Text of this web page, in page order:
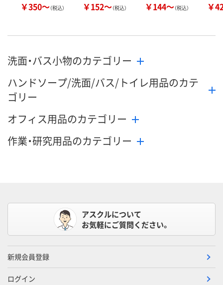
￥350～（税込） ￥152～（税込） ￥144～（税込） ￥
洗面・バス小物のカテゴリー
ハンドソープ/洗面/バス/トイレ用品のカテ
ゴリー
オフィス用品のカテゴリー
作業・研究用品のカテゴリー
アスクルについて
お気軽にご質問ください。
新規会員登録
ログイン